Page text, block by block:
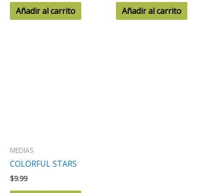
Añadir al carrito Añadir al carrito
MEDIAS
COLORFUL STARS
$9.99